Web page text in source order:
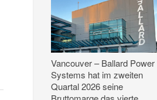
Vancouver – Ballard Power
Systems hat im zweiten
Quartal 2026 seine